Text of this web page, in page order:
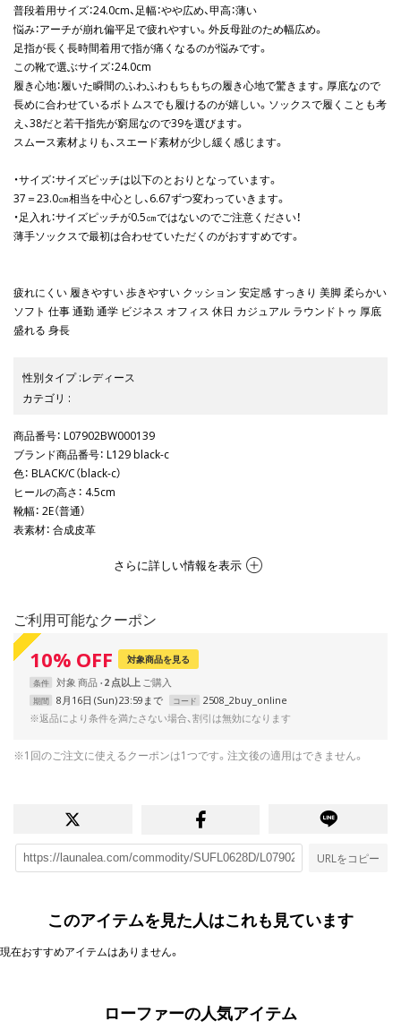
普段着用サイズ：24.0cm、足幅：やや広め、甲高：薄い
悩み：アーチが崩れ偏平足で疲れやすい。外反母趾のため幅広め。
足指が長く長時間着用で指が痛くなるのが悩みです。
この靴で選ぶサイズ：24.0cm
履き心地：履いた瞬間のふわふわもちもちの履き心地で驚きます。厚底なので
長めに合わせているボトムスでも履けるのが嬉しい。ソックスで履くことも考
え、38だと若干指先が窮屈なので39を選びます。
スムース素材よりも、スエード素材が少し緩く感じます。
・サイズ：サイズピッチは以下のとおりとなっています。
37＝23.0㎝相当を中心とし、6.67ずつ変わっていきます。
・足入れ：サイズピッチが0.5㎝ではないのでご注意ください！
薄手ソックスで最初は合わせていただくのがおすすめです。
疲れにくい 履きやすい 歩きやすい クッション 安定感 すっきり 美脚 柔らかい
ソフト 仕事 通勤 通学 ビジネス オフィス 休日 カジュアル ラウンドトゥ 厚底
盛れる 身長
性別タイプ:レディース
カテゴリ :
商品番号： L07902BW000139
ブランド商品番号： L129 black-c
色： BLACK/C（black-c）
ヒールの高さ ： 4.5cm
靴幅： 2E（普通）
表素材： 合成皮革
さらに詳しい情報を表示
ご利用可能なクーポン
10% OFF 対象商品を見る
条件 対象商品 2 点以上
期間 8月16日 (Sun) 23:59まで コード
2508_2buy_online
※返品により条件を満たさない場合、割引は無効になります
※1回のご注文に使えるクーポンは1つです。注文後の適用はできません。
URLをコピー
このアイテムを見た人はこれも見ています
現在おすすめアイテムはありません。
ローファーの人気アイテム